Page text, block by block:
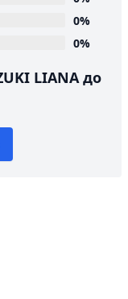
0%
0%
LIANA до